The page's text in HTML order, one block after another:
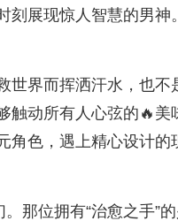
刻展现惊人智慧的男神。
世界而挥洒汗水，也
触动所有人心弦的🔥
色，遇上精心设计的
。那位拥有“治愈之手